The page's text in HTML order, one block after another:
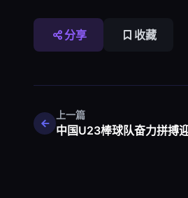
分享 收藏
上一篇
中国U23棒球队奋力拼搏